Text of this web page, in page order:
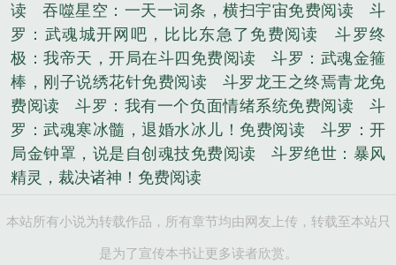
读
吞噬星空：一天一词条，横扫宇宙免费阅读
斗
罗：武魂城开网吧，比比东急了免费阅读
斗罗终
极：我帝天，开局在斗四免费阅读
斗罗：武魂金箍
棒，刚子说绣花针免费阅读
斗罗龙王之终焉青龙免
费阅读
斗罗：我有一个负面情绪系统免费阅读
斗
罗：武魂寒冰髓，退婚水冰儿！免费阅读
斗罗：开
局金钟罩，说是自创魂技免费阅读
斗罗绝世：暴风
精灵，裁决诸神！免费阅读
本站所有小说为转载作品，所有章节均由网友上传，转载至本站只
是为了宣传本书让更多读者欣赏。